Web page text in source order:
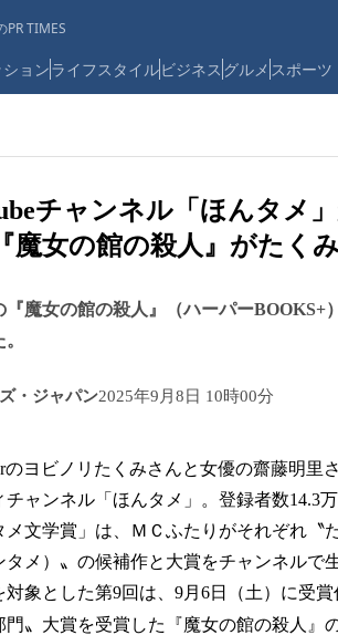
TIMES
ョンライフスタイルビジネス グルメ スポーツ
チャンネル「ほんタメ
魔女の館の殺人』がたく
『魔女の館の殺人』（ハーパー
・ジャパン2025年9月8日 10時00分
のヨビノリたくみさんと女優の齋藤明里
ャンネル「ほんタメ」。登録者数14.3
メ文学賞」は、ＭＣふたりがそれぞれ〝
タメ）〟の候補作と大賞をチャンネルで
対象とした第9回は、9月6日（土）に受
門〟大賞を受賞した『魔女の館の殺人』